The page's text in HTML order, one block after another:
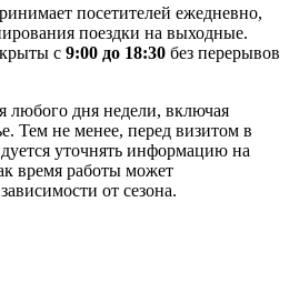
посетителей ежедневно,
поездки на выходные.
с 9:00 до 18:30 без перерывов
любого дня недели, включая
Тем не менее, перед визитом в
уточнять информацию на
время работы может
от сезона.